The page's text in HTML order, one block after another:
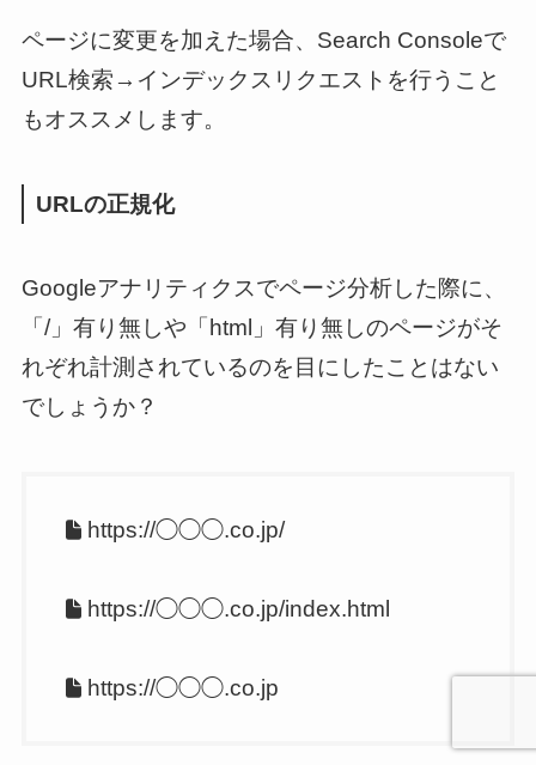
ページに変更を加えた場合、Search Consoleで
URL検索→インデックスリクエストを行うこと
もオススメします。
URLの正規化
Googleアナリティクスでページ分析した際に、
「/」有り無しや「html」有り無しのページがそ
れぞれ計測されているのを目にしたことはない
でしょうか？
https://◯◯◯.co.jp/
https://◯◯◯.co.jp/index.html
https://◯◯◯.co.jp